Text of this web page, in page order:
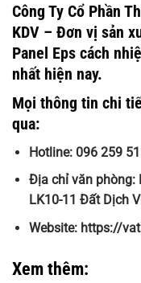
Công Ty Cổ Phần
KDV – Đơn vị sản
Panel Eps cách
nhất hiện nay.
Mọi thông tin chi
qua:
Hotline: 096 259
Địa chỉ văn phòng:
LK10-11 Đất Dịch
Website: https://
Xem thêm: